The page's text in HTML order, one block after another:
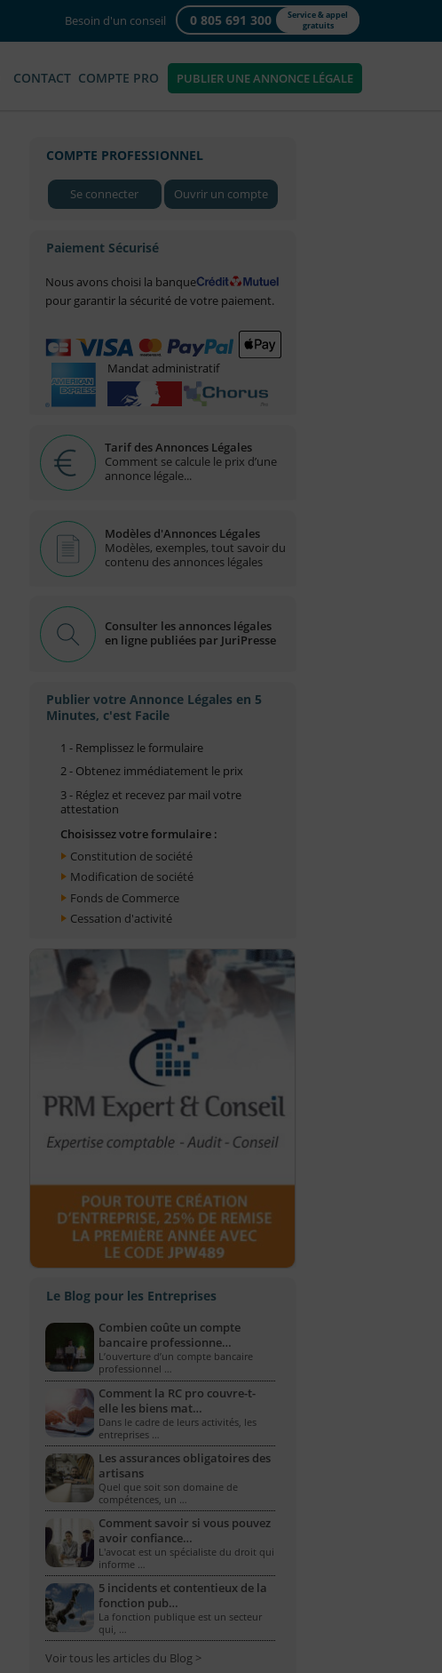
Besoin d'un conseil 0 805 691 300
Service & appel
gratuits
CONTACT COMPTE PRO PUBLIER UNE ANNONCE LÉGALE
COMPTE PROFESSIONNEL
Se connecter Ouvrir un compte
Paiement Sécurisé
Nous avons choisi la banque
pour garantir la sécurité de votre paiement.
Mandat administratif
Tarif des Annonces Légales
Comment se calcule le prix d’une
annonce légale...
Modèles d'Annonces Légales
Modèles, exemples, tout savoir du
contenu des annonces légales
Consulter les annonces légales
en ligne publiées par JuriPresse
Publier votre Annonce Légales en 5
Minutes, c'est Facile
1 - Remplissez le formulaire
2 - Obtenez immédiatement le prix
3 - Réglez et recevez par mail votre
attestation
Choisissez votre formulaire :
Constitution de société
Modification de société
Fonds de Commerce
Cessation d'activité
Le Blog pour les Entreprises
Combien coûte un compte
bancaire professionne…
L’ouverture d’un compte bancaire
professionnel …
Comment la RC pro couvre-t-
elle les biens mat…
Dans le cadre de leurs activités, les
entreprises …
Les assurances obligatoires des
artisans
Quel que soit son domaine de
compétences, un …
Comment savoir si vous pouvez
avoir confiance…
L'avocat est un spécialiste du droit qui
informe …
5 incidents et contentieux de la
fonction pub…
La fonction publique est un secteur
qui, …
Voir tous les articles du Blog >